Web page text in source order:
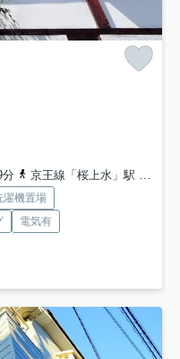
分
京王線「桜上水」駅 徒歩12分
濯機置場
電気有